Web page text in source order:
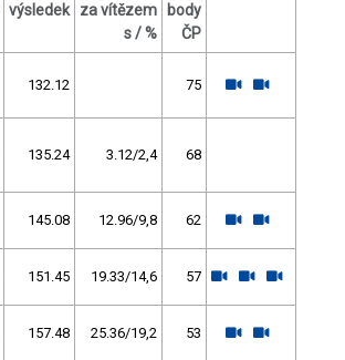
výsledek
za vítězem
s / %
body
ČP
132.12 75
135.24 3.12/2,4 68
145.08 12.96/9,8 62
151.45 19.33/14,6 57
157.48 25.36/19,2 53